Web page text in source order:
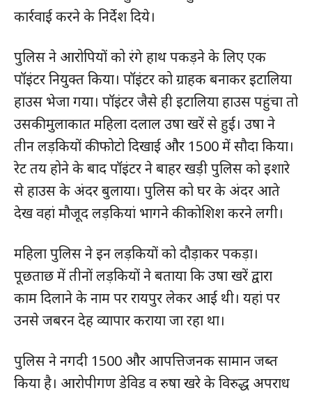
कार्रवाई करने के निर्देश दिये।
पुलिस ने आरोपियों को रंगे हाथ पकड़ने के लिए एक
पॉइंटर नियुक्त किया। पॉइंटर को ग्राहक बनाकर इटालिया
हाउस भेजा गया। पॉइंटर जैसे ही इटालिया हाउस पहुंचा तो
उसकी मुलाकात महिला दलाल उषा खरें से हुई। उषा ने
तीन लड़कियों की फोटो दिखाई और 1500 में सौदा किया।
रेट तय होने के बाद पॉइंटर ने बाहर खड़ी पुलिस को इशारे
से हाउस के अंदर बुलाया। पुलिस को घर के अंदर आते
देख वहां मौजूद लड़कियां भागने की कोशिश करने लगी।
महिला पुलिस ने इन लड़कियों को दौड़ाकर पकड़ा।
पूछताछ में तीनों लड़कियों ने बताया कि उषा खरें द्वारा
काम दिलाने के नाम पर रायपुर लेकर आई थी। यहां पर
उनसे जबरन देह व्यापार कराया जा रहा था।
पुलिस ने नगदी 1500 और आपत्तिजनक सामान जब्त
किया है। आरोपीगण डेविड व रुषा खरे के विरुद्ध अपराध